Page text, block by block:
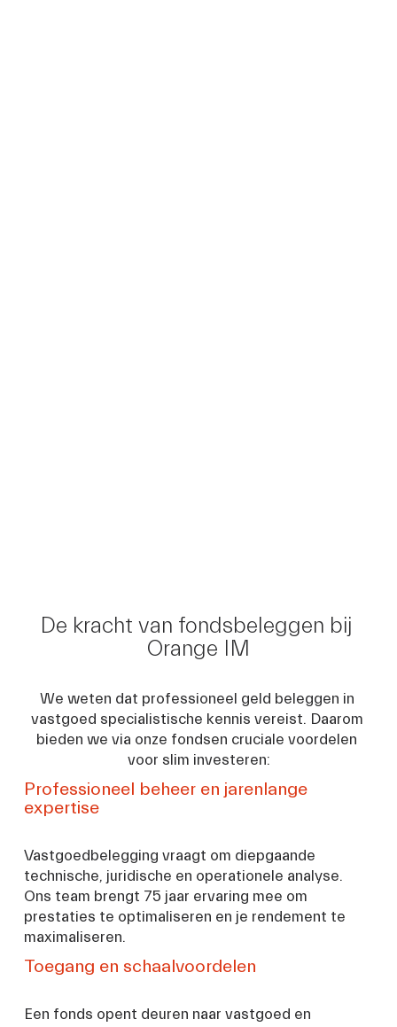
De kracht van fondsbeleggen bij
Orange IM
We weten dat professioneel geld beleggen in
vastgoed specialistische kennis vereist. Daarom
bieden we via onze fondsen cruciale voordelen
voor slim investeren:
Professioneel beheer en jarenlange
expertise
Vastgoedbelegging vraagt om diepgaande
technische, juridische en operationele analyse.
Ons team brengt 75 jaar ervaring mee om
prestaties te optimaliseren en je rendement te
maximaliseren.
Toegang en schaalvoordelen
Een fonds opent deuren naar vastgoed en